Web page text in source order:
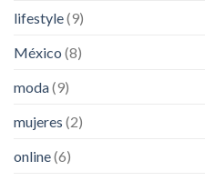
lifestyle(9)
México (8)
moda(9)
mujeres (2)
online(6)